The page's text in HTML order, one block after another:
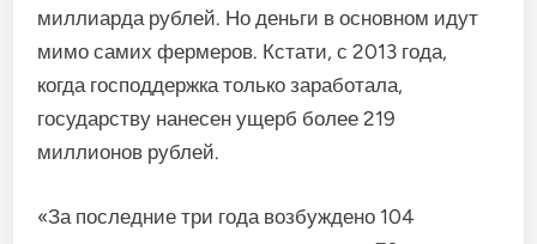
миллиарда рублей. Но деньги в основном идут
мимо самих фермеров. Кстати, с 2013 года,
когда господдержка только заработала,
государству нанесен ущерб более 219
миллионов рублей.
«За последние три года возбуждено 104